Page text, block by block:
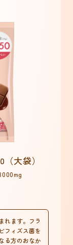
大袋）
れます。フラ
フィズス菌を
る方のおなか